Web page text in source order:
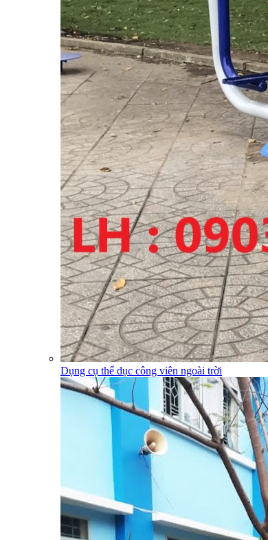
Dụng cụ thể dục công viên ngoài trời